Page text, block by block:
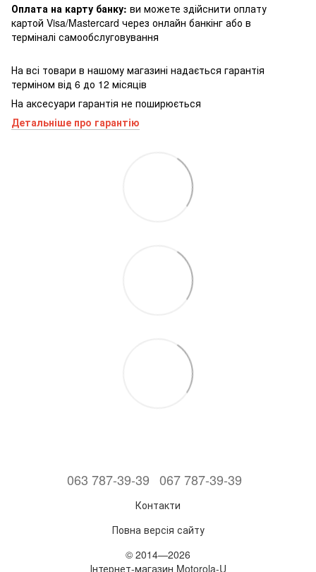
Оплата на карту банку: ви можете здійснити оплату
картой Visa/Mastercard через онлайн банкінг або в
терміналі самообслуговування
На всі товари в нашому магазині надається гарантія
терміном від 6 до 12 місяців
На аксесуари гарантія не поширюється
Детальніше про гарантію
063 787-39-39 067 787-39-39
Контакти
Повна версія сайту
© 2014—2026
Інтернет-магазин Motorola-U